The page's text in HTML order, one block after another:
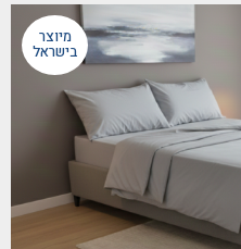
מיוצר
בישראל